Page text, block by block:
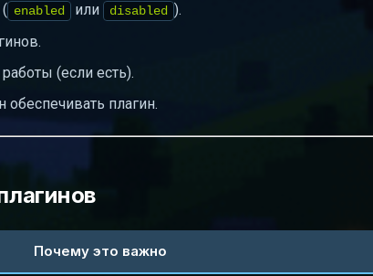
enabled или disabled ).
(если есть).
плагин.
Почему это важно